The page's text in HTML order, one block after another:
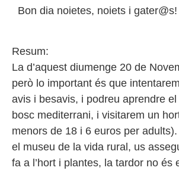
Bon dia noietes, noiets i gater@s!
Resum:
La d’aquest diumenge 20 de
però lo important és que
avis i besavis, i podreu aprendre
bosc mediterrani, i visitarem un
menors de 18 i 6 euros per
el museu de la vida rural, us
fa a l’hort i plantes, la tardor no